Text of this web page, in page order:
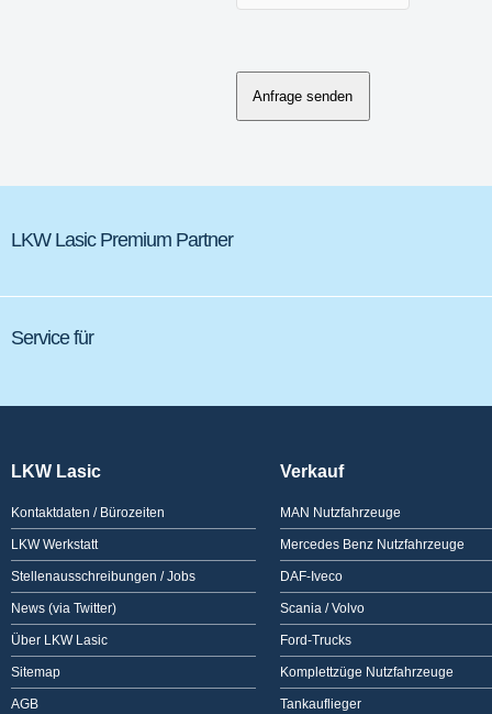
Anfrage senden
LKW Lasic Premium Partner
Service für
LKW Lasic
Kontaktdaten / Bürozeiten
LKW Werkstatt
Stellenausschreibungen / Jobs
News (via Twitter)
Über LKW Lasic
Sitemap
AGB
Verkauf
MAN Nutzfahrzeuge
Mercedes Benz Nutzfahrzeuge
DAF-Iveco
Scania / Volvo
Ford-Trucks
Komplettzüge Nutzfahrzeuge
Tankauflieger